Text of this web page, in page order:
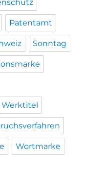
Patentamt
Sonntag
Werktitel
Wortmarke